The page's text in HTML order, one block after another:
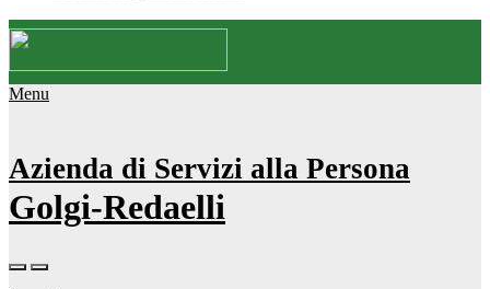
Menu
Azienda di Servizi alla Persona
Golgi-Redaelli